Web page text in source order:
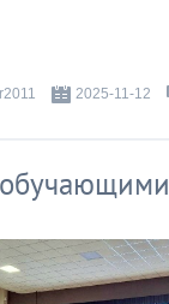
2025-11-12